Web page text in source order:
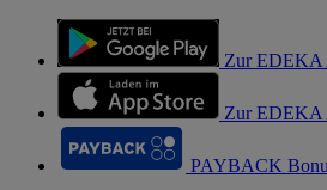
Zur EDEKA
Zur EDEKA
PAYBACK